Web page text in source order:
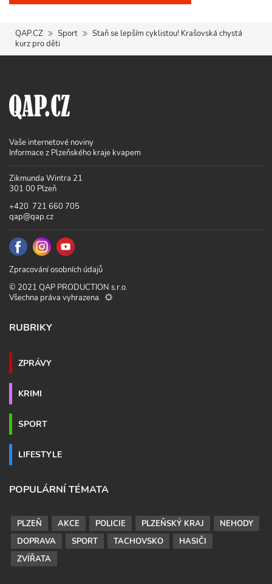
QAP.CZ Sport
Staň se lepším cyklistou! Krašovská chystá
kurz pro děti
Vaše internetové noviny
Informace z Plzeňského kraje kvapem
Zikmunda Wintra 21
301 00 Plzeň
+420 721 660 705
qap@qap.cz
Zpracování osobních údajů
© 2021 QAP PRODUCTION s.r.o.
Všechna práva vyhrazena.
RUBRIKY
ZPRÁVY
KRIMI
SPORT
LIFESTYLE
POPULÁRNÍ TÉMATA
PLZEŇ AKCE POLICIE PLZEŇSKÝ KRAJ
NEHODY
DOPRAVA
SPORT TACHOVSKO
HASIČI
ZVÍŘATA